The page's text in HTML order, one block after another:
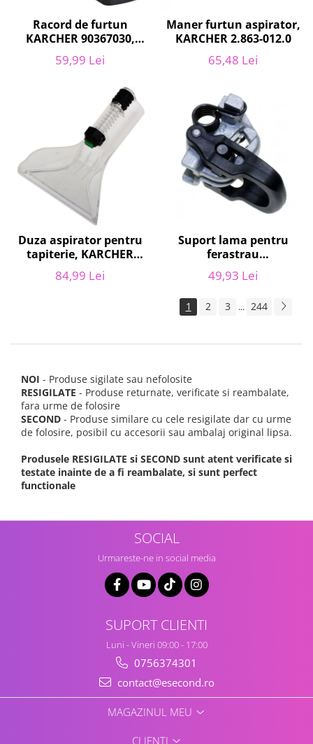
Racord de furtun
KARCHER 90367030,
pentru K2, K3
59,99 Lei
Maner furtun aspirator,
KARCHER 2.863-012.0
65,48 Lei
Duza aspirator pentru
tapiterie, KARCHER
9.012-278.0, SE4001,
SE4002, SE5100 si SE6100
84,99 Lei
Suport lama pentru
ferastrau
BLACK&DECKER 582593-
00
49,93 Lei
1 2 3 ... 244
NOI - Produse sigilate sau nefolosite
RESIGILATE - Produse returnate, verificate si reambalate,
fara urme de folosire
SECOND - Produse similare cu cele resigilate dar cu urme
de folosire, posibil cu accesorii sau ambalaj original lipsa.
Produsele RESIGILATE si SECOND sunt atent verificate si
testate inainte de a fi reambalate, si sunt perfect
functionale
SOCIAL
Urmareste-ne in social media
SUPORT CLIENTI
Luni - Vineri 09:00 - 17:00
0756374301
contact@esecond.ro
MAGAZINUL MEU
CLIENTI